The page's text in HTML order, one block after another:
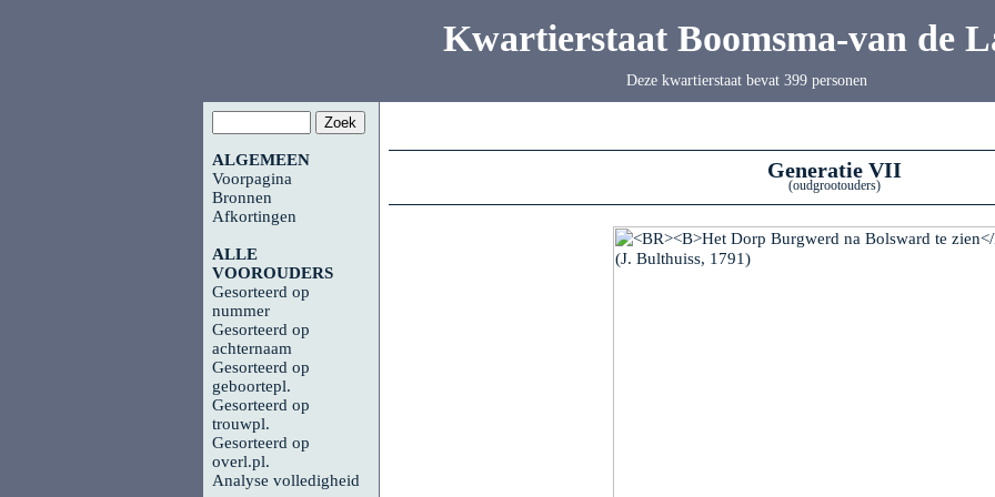
Kwartierstaat Boomsma-van de
Deze kwartierstaat bevat 399 personen
ALGEMEEN
Voorpagina
Bronnen
Afkortingen
ALLE
VOOROUDERS
Gesorteerd op
nummer
Gesorteerd op
achternaam
Gesorteerd op
geboortepl.
Gesorteerd op
trouwpl.
Gesorteerd op
overl.pl.
Analyse volledigheid
Generatie VII
(oudgrootouders)